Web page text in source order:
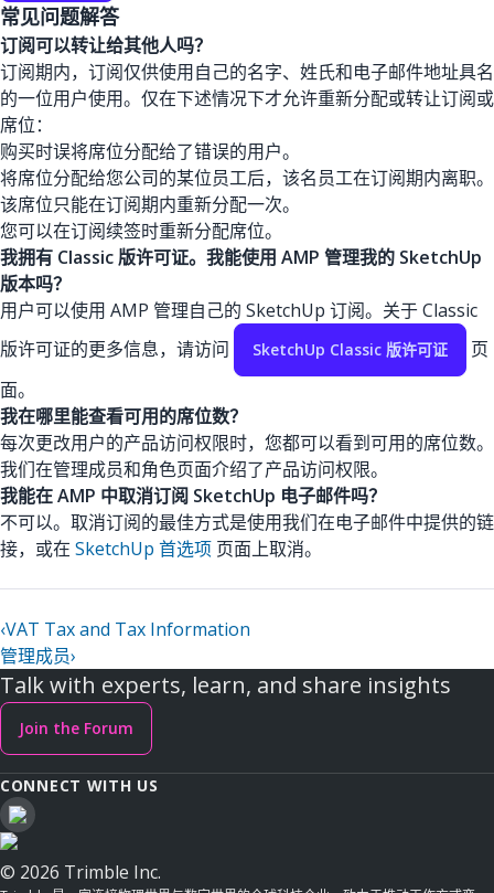
常见问题解答
订阅可以转让给其他人吗？
订阅期内，订阅仅供使用自己的名字、姓氏和电子邮件地址具名
的一位用户使用。仅在下述情况下才允许重新分配或转让订阅或
席位：
购买时误将席位分配给了错误的用户。
将席位分配给您公司的某位员工后，该名员工在订阅期内离职。
该席位只能在订阅期内重新分配一次。
您可以在订阅续签时重新分配席位。
我拥有 Classic 版许可证。我能使用 AMP 管理我的 SketchUp
版本吗？
用户可以使用 AMP 管理自己的 SketchUp 订阅。关于 Classic
版许可证的更多信息，请访问
SketchUp Classic 版许可证
页
面。
我在哪里能查看可用的席位数？
每次更改用户的产品访问权限时，您都可以看到可用的席位数。
我们在管理成员和角色页面介绍了产品访问权限。
我能在 AMP 中取消订阅 SketchUp 电子邮件吗？
不可以。取消订阅的最佳方式是使用我们在电子邮件中提供的链
接，或在 SketchUp 首选项 页面上取消。
‹VAT Tax and Tax Information
管理成员›
Talk with experts, learn, and share insights
Join the Forum
CONNECT WITH US
© 2026 Trimble Inc.